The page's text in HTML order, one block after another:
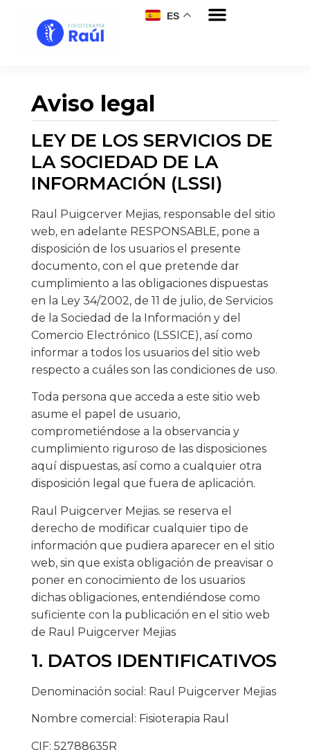
ES
Aviso legal
LEY DE LOS SERVICIOS DE
LA SOCIEDAD DE LA
INFORMACIÓN (LSSI)
Raul Puigcerver Mejias, responsable del sitio
web, en adelante RESPONSABLE, pone a
disposición de los usuarios el presente
documento, con el que pretende dar
cumplimiento a las obligaciones dispuestas
en la Ley 34/2002, de 11 de julio, de Servicios
de la Sociedad de la Información y del
Comercio Electrónico (LSSICE), así como
informar a todos los usuarios del sitio web
respecto a cuáles son las condiciones de uso.
Toda persona que acceda a este sitio web
asume el papel de usuario,
comprometiéndose a la observancia y
cumplimiento riguroso de las disposiciones
aquí dispuestas, así como a cualquier otra
disposición legal que fuera de aplicación.
Raul Puigcerver Mejias. se reserva el
derecho de modificar cualquier tipo de
información que pudiera aparecer en el sitio
web, sin que exista obligación de preavisar o
poner en conocimiento de los usuarios
dichas obligaciones, entendiéndose como
suficiente con la publicación en el sitio web
de Raul Puigcerver Mejias
1. DATOS IDENTIFICATIVOS
Denominación social: Raul Puigcerver Mejias
Nombre comercial: Fisioterapia Raul
CIF: 52788635R